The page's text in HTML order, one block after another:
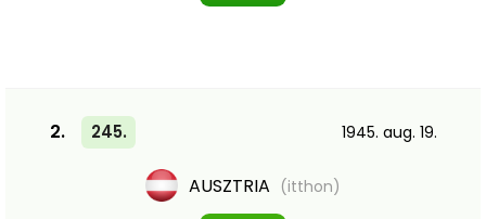
2. 245. 1945. aug. 19.
AUSZTRIA (itthon)